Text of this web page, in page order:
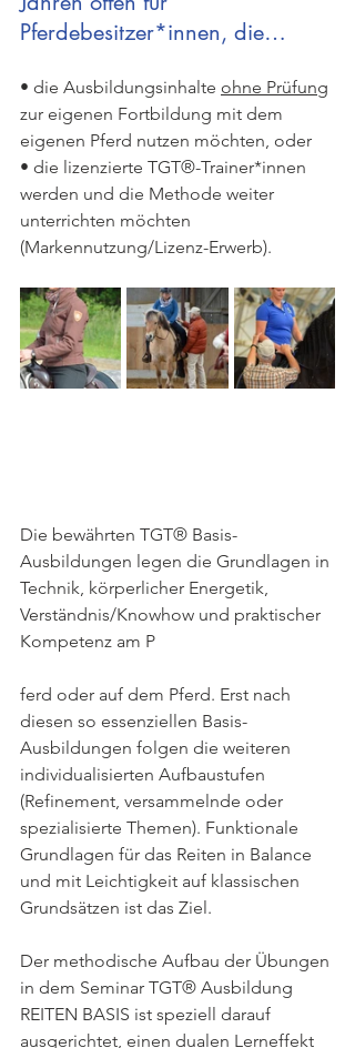
Pferdebesitzer*innen, die…
• die Ausbildungsinhalte ohne Prüfung
zur eigenen Fortbildung mit dem
eigenen Pferd nutzen möchten, oder
• die lizenzierte TGT®-Trainer*innen
werden und die Methode weiter
unterrichten möchten
(Markennutzung/Lizenz-Erwerb).
Die bewährten TGT® Basis-
Ausbildungen legen die Grundlagen in
Technik, körperlicher Energetik,
Verständnis/Knowhow und praktischer
Kompetenz am P
ferd oder auf dem Pferd. Erst nach
diesen so essenziellen Basis-
Ausbildungen folgen die weiteren
individualisierten Aufbaustufen
(Refinement, versammelnde oder
spezialisierte Themen). Funktionale
Grundlagen für das Reiten in Balance
und mit Leichtigkeit auf klassischen
Grundsätzen ist das Ziel.
Der methodische Aufbau der Übungen
in dem Seminar TGT® Ausbildung
REITEN BASIS ist speziell darauf
ausgerichtet, einen dualen Lerneffekt